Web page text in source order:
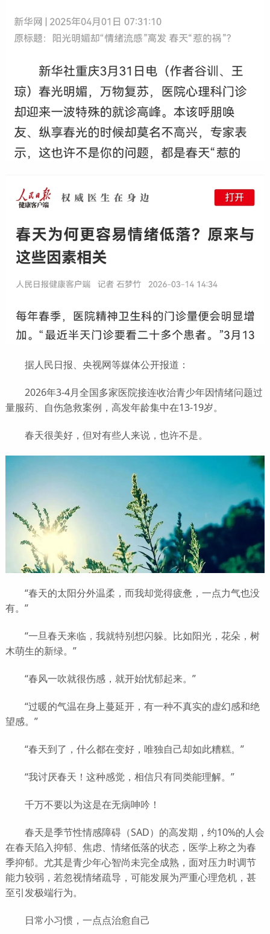
据人民日报、央视网等媒体公开报道：
2026年3-4月全国多家医院接连收治青少年因情绪问题过
量服药、自伤急救案例，高发年龄集中在13-19岁。
春天很美好，但对有些人来说，也许不是。
“春天的太阳分外温柔，而我却觉得疲惫，一点力气也没
有。”
“一旦春天来临，我就特别想闪躲。比如阳光，花朵，树
木萌生的新绿。”
“春风一吹就很伤感，就开始忧郁起来。”
“过暖的气温在身上蔓延开，有一种不真实的虚幻感和绝
望感。”
“春天到了，什么都在变好，唯独自己却如此糟糕。”
“我讨厌春天！这种感觉，相信只有同类能理解。”
千万不要以为这是在无病呻吟！
春天是季节性情感障碍（SAD）的高发期，约10%的人会
在春天陷入抑郁、焦虑、情绪低落的状态，医学上称之为春
季抑郁。尤其是青少年心智尚未完全成熟，面对压力时调节
能力较弱，若忽视情绪疏导，可能发展为严重心理危机，甚
至引发极端行为。
日常小习惯，一点点治愈自己